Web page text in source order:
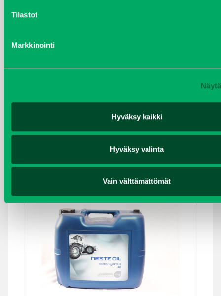
Tilastot
Markkinointi
Hyväksy kaikki
Hyväksy valinta
Vain välttämättömät
MOOTTORIÖLJY MOBIL DELVAC XHP ESP
10W-40, 4 LITRAN KANNU
Kirjaudu sisään nähdäksesi hinnat.